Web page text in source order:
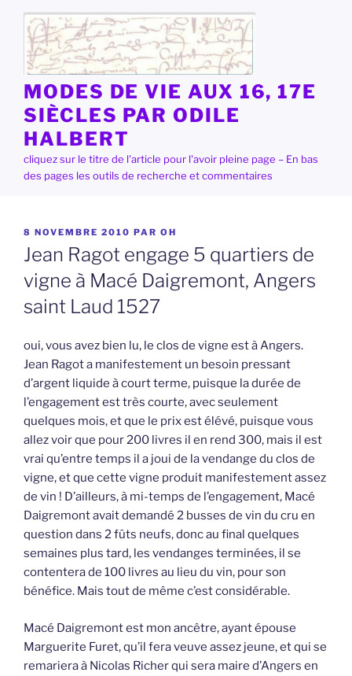
contenu
principal
MODES DE VIE AUX 16, 17E
SIÈCLES PAR ODILE
HALBERT
cliquez sur le titre de l'article pour l'avoir pleine page – En bas
des pages les outils de recherche et commentaires
PUBLIÉ
LE
8 NOVEMBRE 2010 PAR OH
Jean Ragot engage 5 quartiers de
vigne à Macé Daigremont, Angers
saint Laud 1527
oui, vous avez bien lu, le clos de vigne est à Angers.
Jean Ragot a manifestement un besoin pressant
d’argent liquide à court terme, puisque la durée de
l’engagement est très courte, avec seulement
quelques mois, et que le prix est élévé, puisque vous
allez voir que pour 200 livres il en rend 300, mais il est
vrai qu’entre temps il a joui de la vendange du clos de
vigne, et que cette vigne produit manifestement assez
de vin ! D’ailleurs, à mi-temps de l’engagement, Macé
Daigremont avait demandé 2 busses de vin du cru en
question dans 2 fûts neufs, donc au final quelques
semaines plus tard, les vendanges terminées, il se
contentera de 100 livres au lieu du vin, pour son
bénéfice. Mais tout de même c’est considérable.
Macé Daigremont est mon ancêtre, ayant épouse
Marguerite Furet, qu’il fera veuve assez jeune, et qui se
remariera à Nicolas Richer qui sera maire d’Angers en